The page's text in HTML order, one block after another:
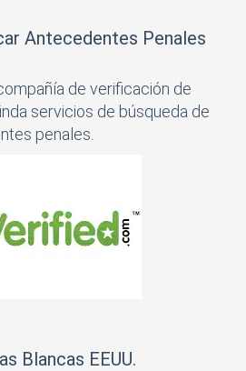
Antecedentes Penales
de verificación de
servicios de búsqueda de
penales.
Blancas EEUU.